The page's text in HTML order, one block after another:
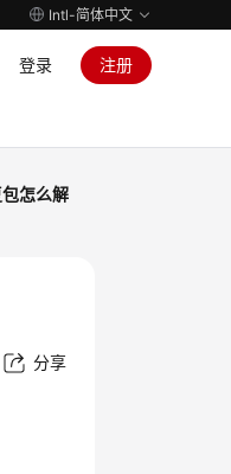
Intl-简体中文
登录 注册
怎么解
分享